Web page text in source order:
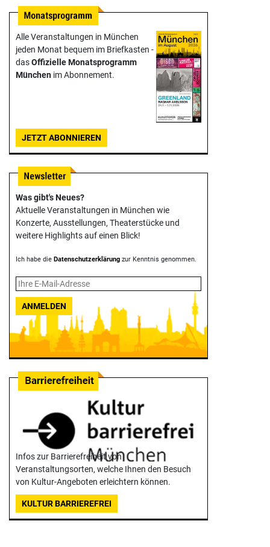
Alle Veranstaltungen in München
jeden Monat bequem im Briefkasten -
dasOffizielle Monats­programm
München im Abonnement.
JETZT ABONNIEREN
Was gibt's Neues?
Aktuelle Veranstaltungen in München wie
Konzerte, Ausstellungen, Theater­stücke und
weitere Highlights auf einen Blick!
Ich habe die Datenschutzerklärung zur Kenntnis genommen.
ANMELDEN
Infos zur Barrierefreiheit von
Veranstaltungsorten, welche Ihnen den Besuch
von Kultur-Angeboten erleichtern können.
KULTUR BARRIEREFREI